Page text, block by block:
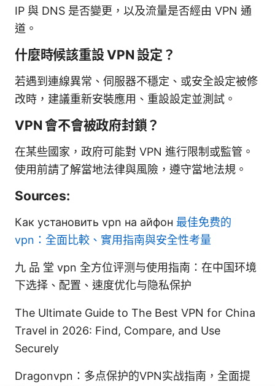
IP 與 DNS 是否變更，以及流量是否經由 VPN 通
道。
什麼時候該重設 VPN 設定？
若遇到連線異常、伺服器不穩定、或安全設定被修
改時，建議重新安裝應用、重設設定並測試。
VPN 會不會被政府封鎖？
在某些國家，政府可能對 VPN 進行限制或監管。
使用前請了解當地法律與風險，遵守當地法規。
Sources:
Как установить vpn на айфон 最佳免费的
vpn：全面比較、實用指南與安全性考量
九 品 堂 vpn 全方位评测与使用指南：在中国环境
下选择、配置、速度优化与隐私保护
The Ultimate Guide to The Best VPN for China
Travel in 2026: Find, Compare, and Use
Securely
Dragonvpn：多点保护的VPN实战指南，全面提